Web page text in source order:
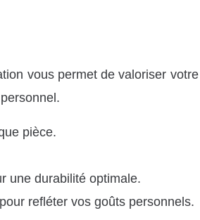
vous permet de valoriser
pièce.
une durabilité optimale.
refléter vos goûts personnels.